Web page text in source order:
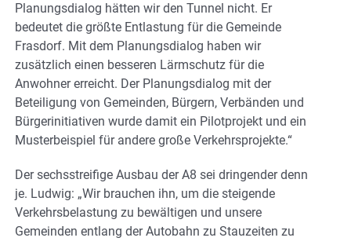
Planungsdialog hätten wir den Tunnel nicht. Er
bedeutet die größte Entlastung für die Gemeinde
Frasdorf. Mit dem Planungsdialog haben wir
zusätzlich einen besseren Lärmschutz für die
Anwohner erreicht. Der Planungsdialog mit der
Beteiligung von Gemeinden, Bürgern, Verbänden und
Bürgerinitiativen wurde damit ein Pilotprojekt und ein
Musterbeispiel für andere große Verkehrsprojekte.“
Der sechsstreifige Ausbau der A8 sei dringender denn
je. Ludwig: „Wir brauchen ihn, um die steigende
Verkehrsbelastung zu bewältigen und unsere
Gemeinden entlang der Autobahn zu Stauzeiten zu